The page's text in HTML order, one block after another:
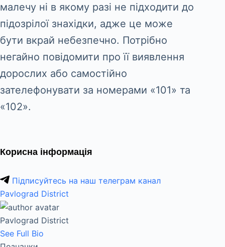
малечу ні в якому разі не підходити до
підозрілої знахідки, адже це може
бути вкрай небезпечно. Потрібно
негайно повідомити про її виявлення
дорослих або самостійно
зателефонувати за номерами «101» та
«102».
Корисна інформація
Підписуйтесь на наш телеграм канал
Pavlograd District
Pavlograd District
See Full Bio